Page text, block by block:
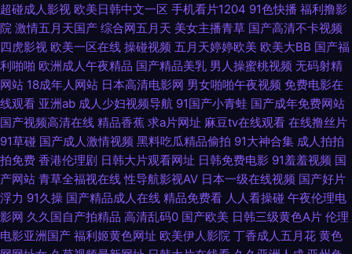
91亚洲国产 www五月婷婷 福利国产三级av 激情婷婷激情 日韩欧美v 影视先
锋人妻 91视频久久 超碰内射网站 国产91系列在线播放 精品国精品国产自 男
人天堂色色网 日韩超碰手机福利 五月天婷婷欧美九区 91免费视频版 成人91
蜜臀 久久精品91 91永久免费看视频 人妻午夜天堂 亚洲人在线 91成人18禁
91麻豆视频秘密入口 豆花黑料成人 老司机在线青青草 深爱激情婷婷五月天
国产美女精品久久中文 四虎成人影视大全 伊人东京热男人 久草免费欧美 欧
美精品18 五月婷婷激情网 91鲁视频 91资源超碰总站 成人看片339CC 九色
超碰成人影视 欧美日韩中文一区 手机看片1204 91色快播 福利撸影
院 激情五月天国产 综合网五月天 美女主播青草 国产高清不卡视频
四虎影视 欧美一区在线 操碰视频 五月天婷婷欧美 欧美大BB 国产福
利啪啪 欧洲成人午夜精品 国产精品美乳 男人操蜜桃视频 无码射精
网站 18成年人网站 日本高清电影网 男女啪啪午夜视频 免费电影在
线观看 亚洲ab 成人少妇视频导航 91国产小青蛙 国产成年免费网站
国产视频高清在线 精品香蕉 求a片网址 麻豆tv在线观看 在线撸丝片
91草碰 国产成人激情视频 黑料吃瓜精品偷拍 91大神合集 成人拍拍
拍免费 香港伦理剧 日韩大片观看网址 日韩免费电影 91羞羞视频 国
产网站 青草全福视在线 性导航影视AV 日本一级在线视频 国产好片
浮力 91久操 国产精品成人在线 精品免费看 人人看操碰 午夜伦理电
影网 久久国自产拍精品 高清乱码0 国产欧美 日韩三级黄色A片 伦理
电影亚洲国产 福利姬黄色网址 欧美伊人影院 丁香成人五月花 黄色